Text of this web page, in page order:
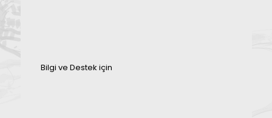
Bilgi ve Destek için